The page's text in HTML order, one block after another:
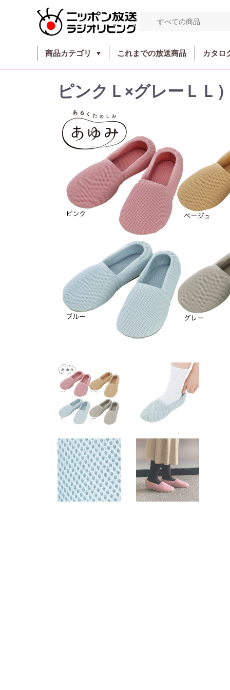
商品カテゴリ これまでの放送商品 カタロ
ピンクＬ×グレーＬ